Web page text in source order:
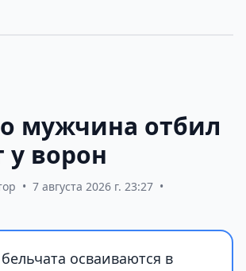
мужчина отбил
у ворон
• 7 августа 2026 г. 23:27 •
осваиваются в